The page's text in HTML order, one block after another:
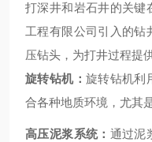
打深井和岩石井的关键
工程有限公司引入的钻
压钻头，为打井过程提
旋转钻机： 旋转钻机利
合各种地质环境，尤其
高压泥浆系统： 通过泥